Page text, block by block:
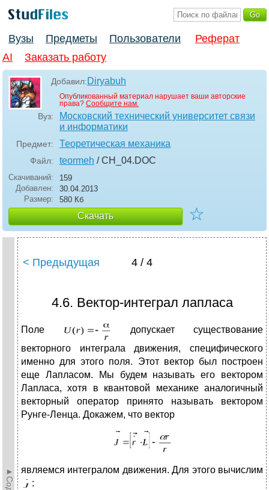
Вузы Предметы Пользователи
Реферат
AI
Заказать работу
Добавил:Diryabuh
Опубликованный материал нарушает ваши авторские
права? Сообщите нам.
Вуз:
Московский технический университет связи
и информатики
Предмет: Теоретическая механика
Файл: teormeh / CH_04.DOC
Скачиваний:
159
Добавлен:
30.04.2013
Размер:
580 Кб
Скачать ☆
< Предыдущая 4 / 4
4.6. Вектор-интеграл лапласа
Поле
допускает существование
векторного интеграла движения, специфического
именно для этого поля. Этот вектор был построен
еще Лапласом. Мы будем называть его вектором
Лапласа, хотя в квантовой механике аналогичный
векторный оператор принято называть вектором
Рунге-Ленца. Докажем, что вектор
являемся интегралом движения. Для этого вычислим
: